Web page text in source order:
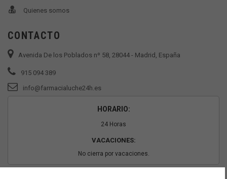
Quienes somos
CONTACTO
Avenida De los Poblados nº 58, 28044 - Madrid, España
915 094 389
info@farmacialuche24h.es
HORARIO:
24 Horas
VACACIONES:
No cierra por vacaciones.